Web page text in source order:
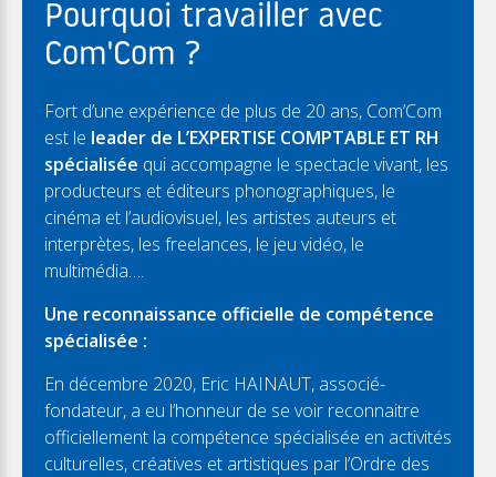
Pourquoi travailler avec
Com'Com ?
Fort d’une expérience de plus de 20 ans, Com’Com
est le leader de L’EXPERTISE COMPTABLE ET RH
spécialisée qui accompagne le spectacle vivant, les
producteurs et éditeurs phonographiques, le
cinéma et l’audiovisuel, les artistes auteurs et
interprètes, les freelances, le jeu vidéo, le
multimédia….
Une reconnaissance officielle de compétence
spécialisée :
En décembre 2020, Eric HAINAUT, associé-
fondateur, a eu l’honneur de se voir reconnaitre
officiellement la compétence spécialisée en activités
culturelles, créatives et artistiques par l’Ordre des